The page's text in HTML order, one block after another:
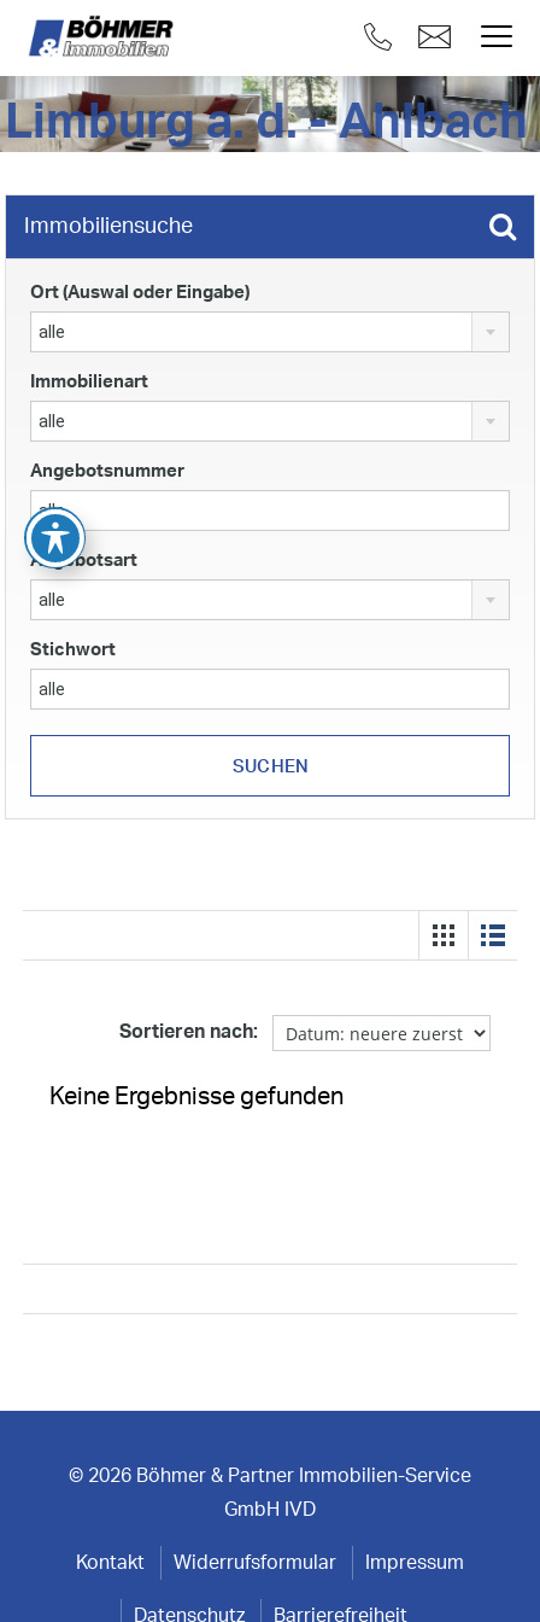
Limburg a. d. - Ahlbach
Sortieren nach:
Keine Ergebnisse gefunden
Immobiliensuche
Ort (Auswal oder Eingabe)
alle
Immobilienart
alle
Angebotsnummer
Angebotsart
alle
Stichwort
© 2026 Böhmer & Partner Immobilien-Service
GmbH IVD
Kontakt Widerrufsformular Impressum
Datenschutz Barrierefreiheit